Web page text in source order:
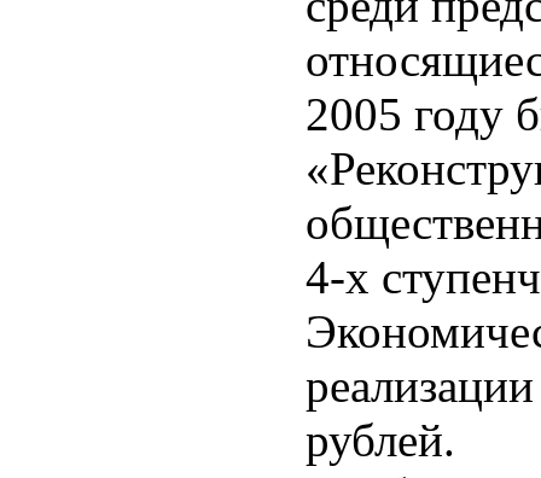
2005 году
4-х
рублей.